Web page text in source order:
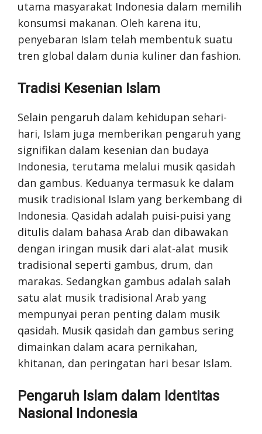
utama masyarakat Indonesia dalam memilih
konsumsi makanan. Oleh karena itu,
penyebaran Islam telah membentuk suatu
tren global dalam dunia kuliner dan fashion.
Tradisi Kesenian Islam
Selain pengaruh dalam kehidupan sehari-
hari, Islam juga memberikan pengaruh yang
signifikan dalam kesenian dan budaya
Indonesia, terutama melalui musik qasidah
dan gambus. Keduanya termasuk ke dalam
musik tradisional Islam yang berkembang di
Indonesia. Qasidah adalah puisi-puisi yang
ditulis dalam bahasa Arab dan dibawakan
dengan iringan musik dari alat-alat musik
tradisional seperti gambus, drum, dan
marakas. Sedangkan gambus adalah salah
satu alat musik tradisional Arab yang
mempunyai peran penting dalam musik
qasidah. Musik qasidah dan gambus sering
dimainkan dalam acara pernikahan,
khitanan, dan peringatan hari besar Islam.
Pengaruh Islam dalam Identitas
Nasional Indonesia